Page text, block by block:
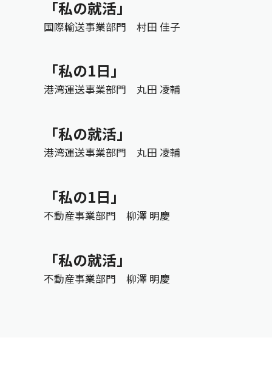
「私の就活」
国際輸送事業部門 村田 佳子
「私の1日」
港湾運送事業部門 丸田 凌輔
「私の就活」
港湾運送事業部門 丸田 凌輔
「私の1日」
不動産事業部門 柳澤 明慶
「私の就活」
不動産事業部門 柳澤 明慶